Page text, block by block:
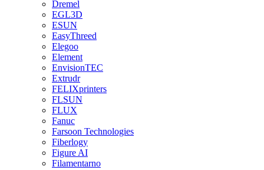
Dremel
EGL3D
ESUN
EasyThreed
Elegoo
Element
EnvisionTEC
Extrudr
FELIXprinters
FLSUN
FLUX
Fanuc
Farsoon Technologies
Fiberlogy
Figure AI
Filamentarno